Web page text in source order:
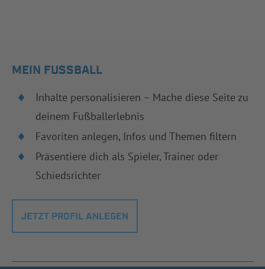
MEIN FUSSBALL
Inhalte personalisieren – Mache diese Seite zu
deinem Fußballerlebnis
Favoriten anlegen, Infos und Themen filtern
Präsentiere dich als Spieler, Trainer oder
Schiedsrichter
JETZT PROFIL ANLEGEN